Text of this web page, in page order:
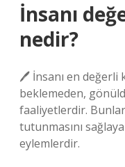
İnsanı
nedir?
🖊 İnsanı en değerli
beklemeden,
faaliyetlerdir.
tutunmasını
eylemlerdir.